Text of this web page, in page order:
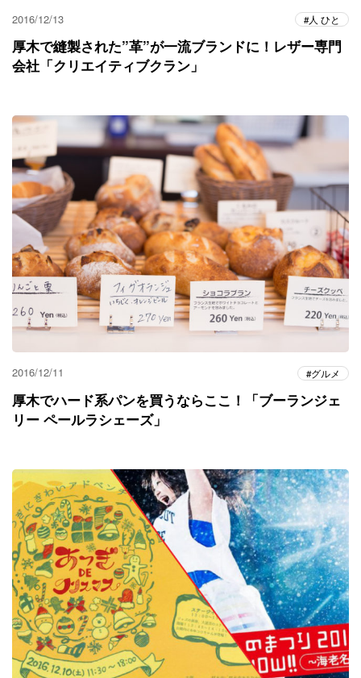
2016/12/13 人 ひと
厚木で縫製された”革”が一流ブランドに！レザー専門
会社「クリエイティブクラン」
2016/12/11 グルメ
厚木でハード系パンを買うならここ！「ブーランジェ
リー ペールラシェーズ」